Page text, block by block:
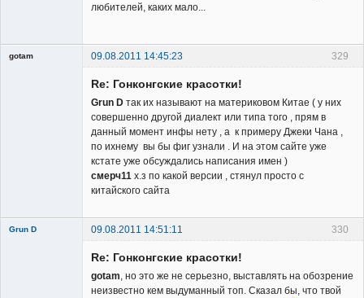
любителей, каких мало...
329
gotam
09.08.2011 14:45:23
Re: Гонконгские красотки!
Grun D так их называют на материковом Китае ( у них
совершенно другой диалект или типа того , прям в
данный момент инфы нету , а к примеру Джеки Чана ,
по ихнему вы бы фиг узнали . И на этом сайте уже
кстате уже обсуждались написания имен )
смерч11 х.з по какой версии , стянул просто с
китайского сайта
330
Grun D 09.08.2011 14:51:11
Re: Гонконгские красотки!
gotam, но это же не серьезно, выставлять на обозрение
неизвестно кем выдуманный топ. Сказал бы, что твой